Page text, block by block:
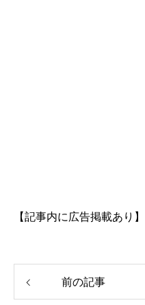
【記事内に広告掲載あり】
前の記事